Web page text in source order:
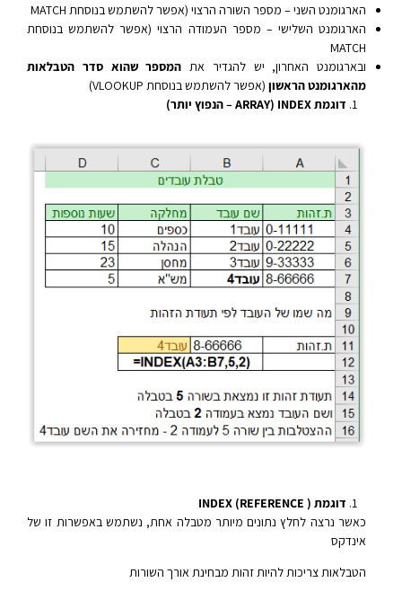
הארגומנט השני – מספר השורה הרצוי (אפשר להשתמש בנוסחת MATCH
הארגומנט השלישי – מספר העמודה הרצוי (אפשר להשתמש בנוסחת
MATCH
ובארגומנט האחרון, יש להגדיר את המספר שהוא סדר הטבלאות
מהארגומנט הראשון (אפשר להשתמש בנוסחת VLOOKUP)
דוגמת INDEX (ARRAY – הנפוץ יותר)
דוגמת INDEX (REFERENCE )
כאשר נרצה לחלץ נתונים מיותר מטבלה אחת, נשתמש באפשרות זו של
אינדקס
הטבלאות צריכות להיות זהות מבחינת אורך השורות